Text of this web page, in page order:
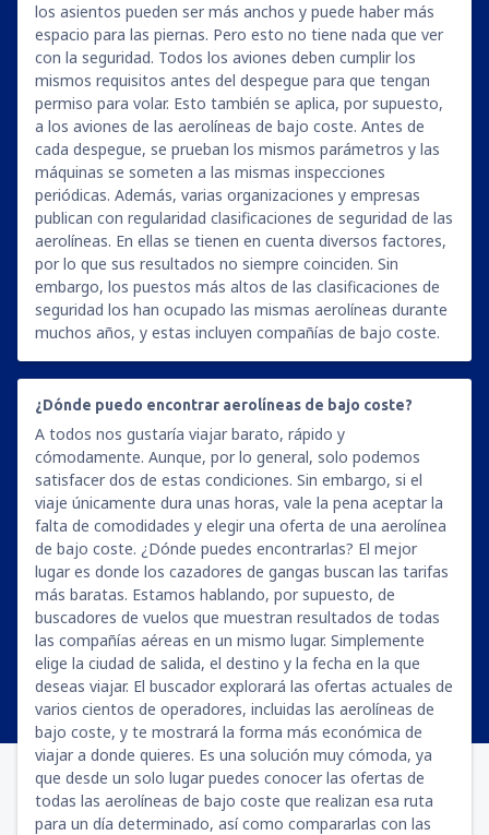
los asientos pueden ser más anchos y puede haber más
espacio para las piernas. Pero esto no tiene nada que ver
con la seguridad. Todos los aviones deben cumplir los
mismos requisitos antes del despegue para que tengan
permiso para volar. Esto también se aplica, por supuesto,
a los aviones de las aerolíneas de bajo coste. Antes de
cada despegue, se prueban los mismos parámetros y las
máquinas se someten a las mismas inspecciones
periódicas. Además, varias organizaciones y empresas
publican con regularidad clasificaciones de seguridad de las
aerolíneas. En ellas se tienen en cuenta diversos factores,
por lo que sus resultados no siempre coinciden. Sin
embargo, los puestos más altos de las clasificaciones de
seguridad los han ocupado las mismas aerolíneas durante
muchos años, y estas incluyen compañías de bajo coste.
¿Dónde puedo encontrar aerolíneas de bajo coste?
A todos nos gustaría viajar barato, rápido y
cómodamente. Aunque, por lo general, solo podemos
satisfacer dos de estas condiciones. Sin embargo, si el
viaje únicamente dura unas horas, vale la pena aceptar la
falta de comodidades y elegir una oferta de una aerolínea
de bajo coste. ¿Dónde puedes encontrarlas? El mejor
lugar es donde los cazadores de gangas buscan las tarifas
más baratas. Estamos hablando, por supuesto, de
buscadores de vuelos que muestran resultados de todas
las compañías aéreas en un mismo lugar. Simplemente
elige la ciudad de salida, el destino y la fecha en la que
deseas viajar. El buscador explorará las ofertas actuales de
varios cientos de operadores, incluidas las aerolíneas de
bajo coste, y te mostrará la forma más económica de
viajar a donde quieres. Es una solución muy cómoda, ya
que desde un solo lugar puedes conocer las ofertas de
todas las aerolíneas de bajo coste que realizan esa ruta
para un día determinado, así como compararlas con las